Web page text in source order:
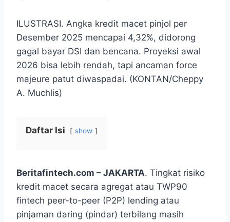
ILUSTRASI. Angka kredit macet pinjol per
Desember 2025 mencapai 4,32%, didorong
gagal bayar DSI dan bencana. Proyeksi awal
2026 bisa lebih rendah, tapi ancaman force
majeure patut diwaspadai. (KONTAN/Cheppy
A. Muchlis)
Daftar Isi show
Beritafintech.com – JAKARTA. Tingkat risiko
kredit macet secara agregat atau TWP90
fintech peer-to-peer (P2P) lending atau
pinjaman daring (pindar) terbilang masih